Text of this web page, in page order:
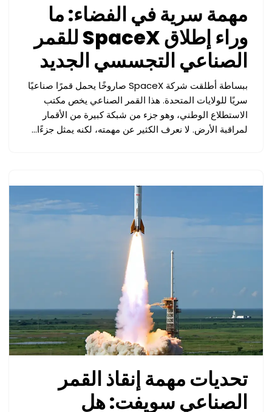
مهمة سرية في الفضاء: ما
وراء إطلاق SpaceX للقمر
الصناعي التجسسي الجديد
ببساطة أطلقت شركة SpaceX صاروخًا يحمل قمرًا صناعيًا
سريًا للولايات المتحدة. هذا القمر الصناعي يخص مكتب
الاستطلاع الوطني، وهو جزء من شبكة كبيرة من الأقمار
لمراقبة الأرض. لا نعرف الكثير عن مهمته، لكنه يمثل جزءًا…
تحديات مهمة إنقاذ القمر
الصناعي سويفت: هل